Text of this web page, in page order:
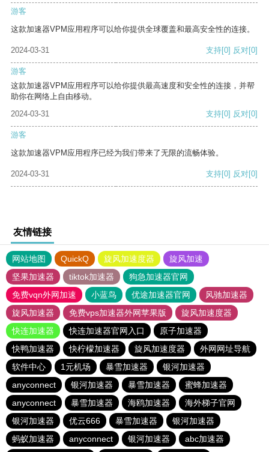
游客
这款加速器VPM应用程序可以给你提供全球覆盖和最高安全性的连接。
2024-03-31 支持[0] 反对[0]
游客
这款加速器VPM应用程序可以给你提供最高速度和安全性的连接，并帮
助你在网络上自由移动。
2024-03-31
支持[0] 反对[0]
游客
这款加速器VPM应用程序已经为我们带来了无限的流畅体验。
2024-03-31 支持[0] 反对[0]
友情链接
网站地图 QuickQ 旋风加速度器
旋风加速
坚果加速器
tiktok加速器
狗急加速器官网
免费vqn外网加速
小蓝鸟 优途加速器官网
风驰加速器
旋风加速器
免费vps加速器外网苹果版
旋风加速度器
快连加速器
快连加速器官网入口
原子加速器
快鸭加速器
快柠檬加速器 旋风加速度器
外网网址导航
软件中心
1元机场 暴雪加速器
银河加速器
anyconnect
银河加速器 暴雪加速器
蜜蜂加速器
anyconnect
暴雪加速器 海鸥加速器
海外梯子官网
银河加速器
优云666 暴雪加速器
银河加速器
蚂蚁加速器
anyconnect 银河加速器 abc加速器